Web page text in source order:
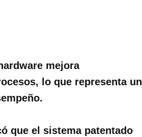
mejora
lo que representa un
que el sistema patentado